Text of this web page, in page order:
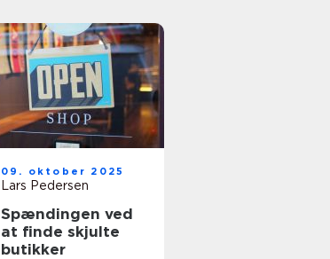
09. oktober 2025
Lars Pedersen
Spændingen ved
at finde skjulte
butikker